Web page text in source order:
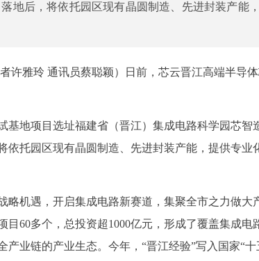
地后，将依托园区现有晶圆制造、先进封装产能
许雅玲 通讯员蔡聪颖）日前，芯云晋江高端半导
基地项目选址福建省（晋江）集成电路科学园芯智
依托园区现有晶圆制造、先进封装产能，提供专业
略机遇，开启集成电路新赛道，集聚全市之力做大
目60多个，总投资超1000亿元，形成了覆盖集成
业链的产业生态。今年，“晋江经验”写入国家“十